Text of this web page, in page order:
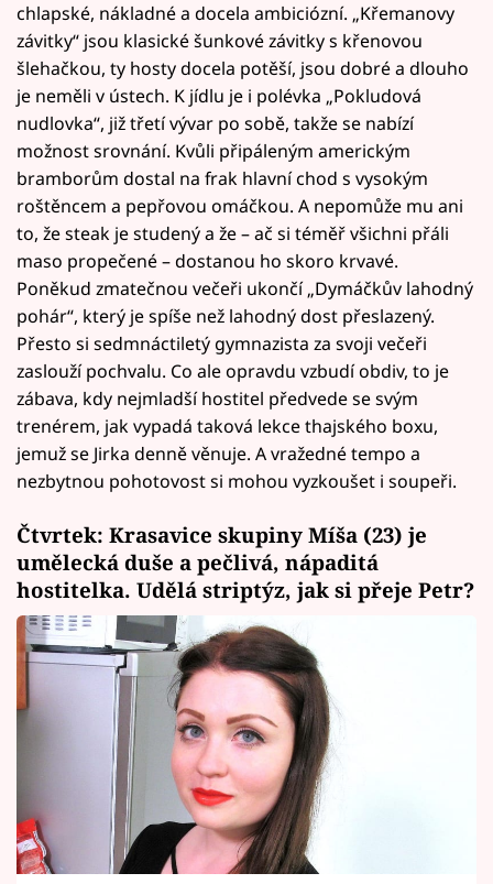
chlapské, nákladné a docela ambiciózní. „Křemanovy
závitky“ jsou klasické šunkové závitky s křenovou
šlehačkou, ty hosty docela potěší, jsou dobré a dlouho
je neměli v ústech. K jídlu je i polévka „Pokludová
nudlovka“, již třetí vývar po sobě, takže se nabízí
možnost srovnání. Kvůli připáleným americkým
bramborům dostal na frak hlavní chod s vysokým
roštěncem a pepřovou omáčkou. A nepomůže mu ani
to, že steak je studený a že – ač si téměř všichni přáli
maso propečené – dostanou ho skoro krvavé.
Poněkud zmatečnou večeři ukončí „Dymáčkův lahodný
pohár“, který je spíše než lahodný dost přeslazený.
Přesto si sedmnáctiletý gymnazista za svoji večeři
zaslouží pochvalu. Co ale opravdu vzbudí obdiv, to je
zábava, kdy nejmladší hostitel předvede se svým
trenérem, jak vypadá taková lekce thajského boxu,
jemuž se Jirka denně věnuje. A vražedné tempo a
nezbytnou pohotovost si mohou vyzkoušet i soupeři.
Čtvrtek: Krasavice skupiny Míša (23) je
umělecká duše a pečlivá, nápaditá
hostitelka. Udělá striptýz, jak si přeje Petr?